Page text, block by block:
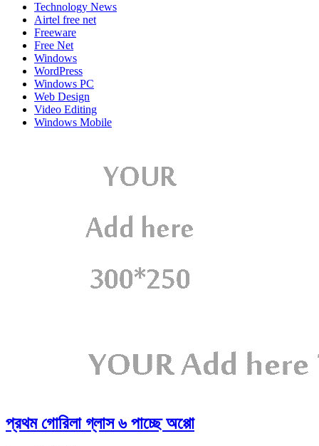
Technology News
Airtel free net
Freeware
Free Net
Windows
WordPress
Windows PC
Web Design
Video Editing
Windows Mobile
প্রথম গোরিলা গ্লাস ৬ পাচ্ছে অপ্পো